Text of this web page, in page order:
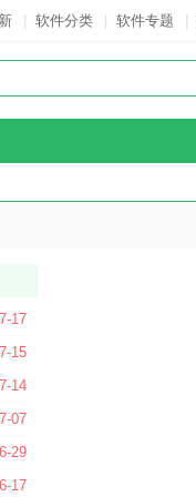
软件分类 软件专题
17
15
官方版
14
07
29
17
最新版